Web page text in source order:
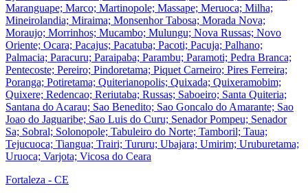
Maranguape; Marco; Martinopole; Massape; Meruoca; Milha;
Mineirolandia; Miraima; Monsenhor Tabosa; Morada Nova;
Moraujo; Morrinhos; Mucambo; Mulungu; Nova Russas; Novo
Oriente; Ocara; Pacajus; Pacatuba; Pacoti; Pacuja; Palhano;
Palmacia; Paracuru; Paraipaba; Parambu; Paramoti; Pedra Branca;
Pentecoste; Pereiro; Pindoretama; Piquet Carneiro; Pires Ferreira;
Poranga; Potiretama; Quiterianopolis; Quixada; Quixeramobim;
Quixere; Redencao; Reriutaba; Russas; Saboeiro; Santa Quiteria;
Santana do Acarau; Sao Benedito; Sao Goncalo do Amarante; Sao
Joao do Jaguaribe; Sao Luis do Curu; Senador Pompeu; Senador
Sa; Sobral; Solonopole; Tabuleiro do Norte; Tamboril; Taua;
Tejucuoca; Tiangua; Trairi; Tururu; Ubajara; Umirim; Uruburetama;
Uruoca; Varjota; Vicosa do Ceara
Fortaleza - CE